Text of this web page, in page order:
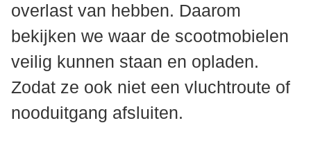
overlast van hebben. Daarom
bekijken we waar de scootmobielen
veilig kunnen staan en opladen.
Zodat ze ook niet een vluchtroute of
nooduitgang afsluiten.